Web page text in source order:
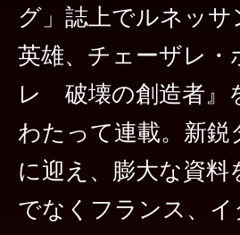
グ」誌上でルネッ
英雄、チェーザレ
レ 破壊の創造者』
わたって連載。新
に迎え、膨大な資
でなくフランス、